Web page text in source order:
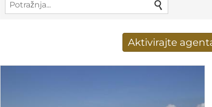
Aktivirajte